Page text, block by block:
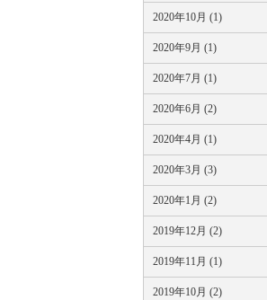
2020年10月 (1)
2020年9月 (1)
2020年7月 (1)
2020年6月 (2)
2020年4月 (1)
2020年3月 (3)
2020年1月 (2)
2019年12月 (2)
2019年11月 (1)
2019年10月 (2)